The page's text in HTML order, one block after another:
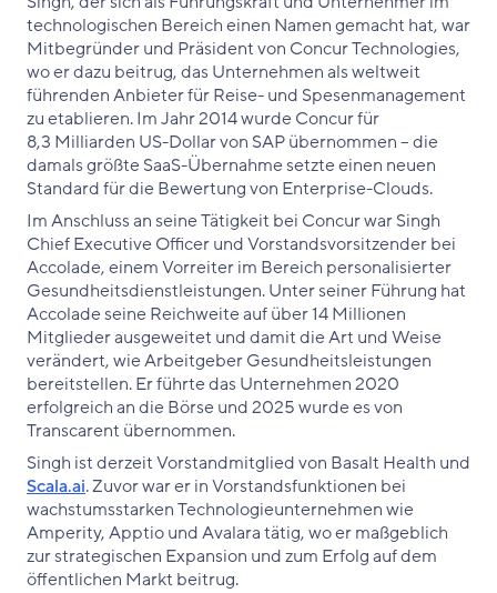
technologischen Bereich einen Namen gemacht hat, war
Mitbegründer und Präsident von Concur Technologies,
wo er dazu beitrug, das Unternehmen als weltweit
führenden Anbieter für Reise- und Spesenmanagement
zu etablieren. Im Jahr 2014 wurde Concur für
8,3 Milliarden US-Dollar von SAP übernommen – die
damals größte SaaS-Übernahme setzte einen neuen
Standard für die Bewertung von Enterprise-Clouds.
Im Anschluss an seine Tätigkeit bei Concur war Singh
Chief Executive Officer und Vorstandsvorsitzender bei
Accolade, einem Vorreiter im Bereich personalisierter
Gesundheitsdienstleistungen. Unter seiner Führung hat
Accolade seine Reichweite auf über 14 Millionen
Mitglieder ausgeweitet und damit die Art und Weise
verändert, wie Arbeitgeber Gesundheitsleistungen
bereitstellen. Er führte das Unternehmen 2020
erfolgreich an die Börse und 2025 wurde es von
Transcarent übernommen.
Singh ist derzeit Vorstandmitglied von Basalt Health und
Scala.ai. Zuvor war er in Vorstandsfunktionen bei
wachstumsstarken Technologieunternehmen wie
Amperity, Apptio und Avalara tätig, wo er maßgeblich
zur strategischen Expansion und zum Erfolg auf dem
öffentlichen Markt beitrug.